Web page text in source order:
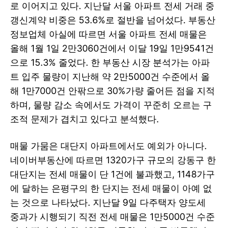
로 이어지고 있다. 지난달 서울 아파트 전세 거래 중
갱신계약 비중은 53.6%로 절반을 넘어섰다. 부동산
정보업체 아실에 따르면 서울 아파트 전세 매물은
올해 1월 1일 2만3060건에서 이달 19일 1만9541건
으로 15.3% 줄었다. 한 부동산 시장 분석가는 아파
트 입주 물량이 지난해 약 2만5000건 수준에서 올
해 1만7000건 안팎으로 30%가량 줄어든 점을 지적
하며, 물량 감소 속에서도 가격이 꾸준히 오르는 구
조적 문제가 겹치고 있다고 분석했다.
매물 가뭄은 대단지 아파트에서도 예외가 아니다.
네이버부동산에 따르면 1320가구 규모의 강동구 한
대단지는 전세 매물이 단 1건에 불과했고, 1148가구
에 달하는 은평구의 한 단지는 전세 매물이 아예 없
는 것으로 나타났다. 지난달 9일 다주택자 양도세
중과가 시행되기 직전 전세 매물은 1만5000건 수준